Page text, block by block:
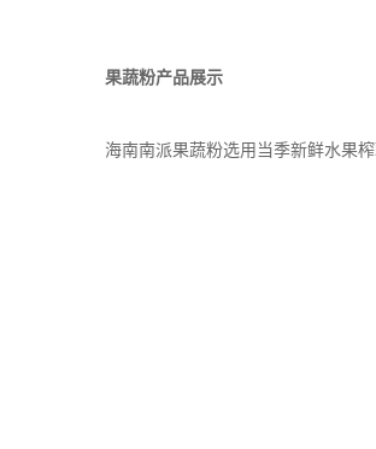
果蔬粉产品展示
海南南派果蔬粉选用当季新鲜水果